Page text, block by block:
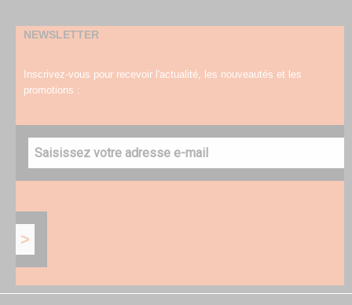
NEWSLETTER
Inscrivez-vous pour recevoir l'actualité, les nouveautés et les
promotions :